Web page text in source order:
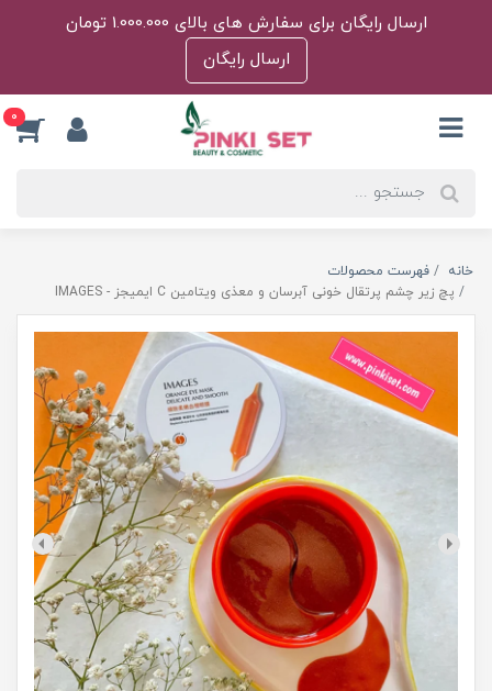
ارسال رایگان برای سفارش های بالای 1.000.000 تومان
ارسال رایگان
0
خانه
فهرست محصولات
پچ زیر چشم پرتقال خونی آبرسان و معذی ویتامین C ایمیجز - IMAGES